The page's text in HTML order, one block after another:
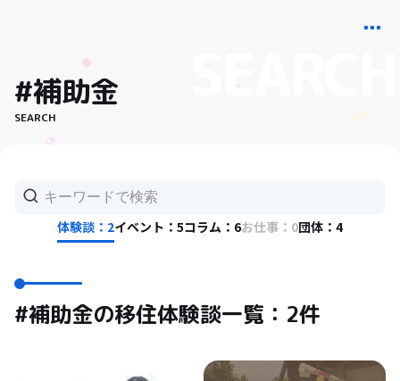
#補助金
SEARCH
体験談：2イベント：5コラム：6お仕事：0団体：4
#補助金の移住体験談一覧：2件